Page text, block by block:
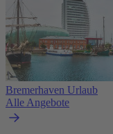
Bremerhaven Urlaub
Alle Angebote